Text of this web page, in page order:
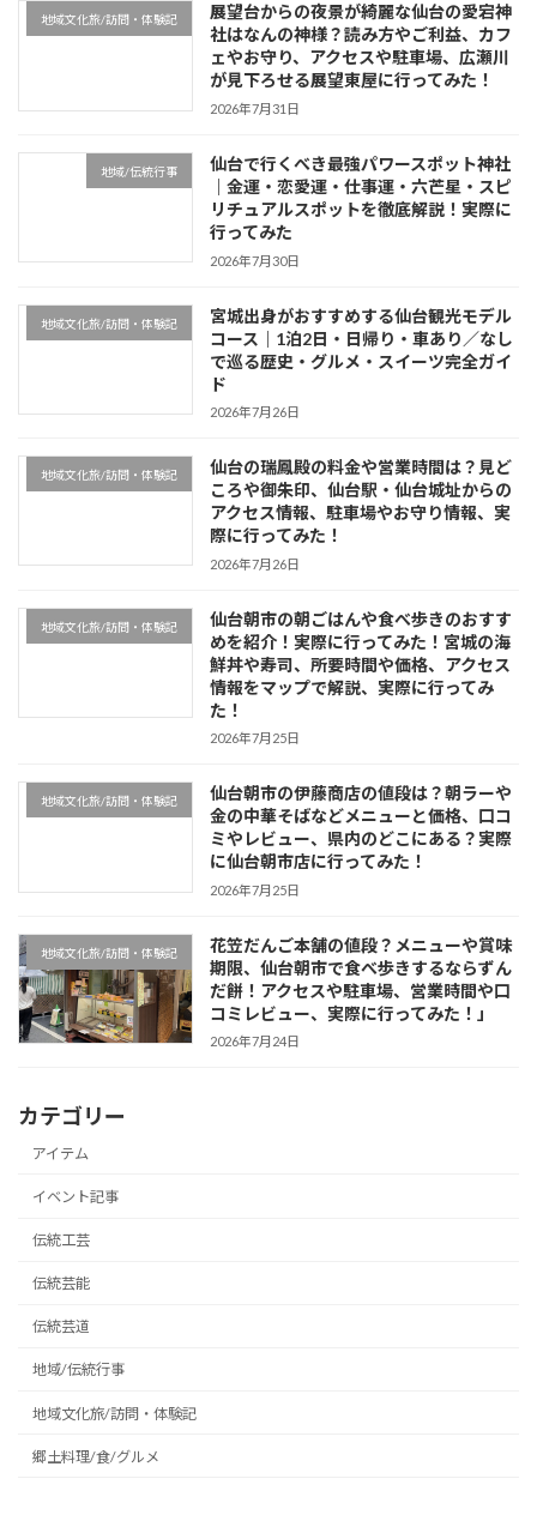
地域文化旅/訪問・体験記
展望台からの夜景が綺麗な仙台の愛宕神
社はなんの神様？読み方やご利益、カフ
ェやお守り、アクセスや駐車場、広瀬川
が見下ろせる展望東屋に行ってみた！
2026年7月31日
地域/伝統行事
仙台で行くべき最強パワースポット神社
｜金運・恋愛運・仕事運・六芒星・スピ
リチュアルスポットを徹底解説！実際に
行ってみた
2026年7月30日
地域文化旅/訪問・体験記
宮城出身がおすすめする仙台観光モデル
コース｜1泊2日・日帰り・車あり／なし
で巡る歴史・グルメ・スイーツ完全ガイ
ド
2026年7月26日
地域文化旅/訪問・体験記
仙台の瑞鳳殿の料金や営業時間は？見ど
ころや御朱印、仙台駅・仙台城址からの
アクセス情報、駐車場やお守り情報、実
際に行ってみた！
2026年7月26日
地域文化旅/訪問・体験記
仙台朝市の朝ごはんや食べ歩きのおすす
めを紹介！実際に行ってみた！宮城の海
鮮丼や寿司、所要時間や価格、アクセス
情報をマップで解説、実際に行ってみ
た！
2026年7月25日
地域文化旅/訪問・体験記
仙台朝市の伊藤商店の値段は？朝ラーや
金の中華そばなどメニューと価格、口コ
ミやレビュー、県内のどこにある？実際
に仙台朝市店に行ってみた！
2026年7月25日
地域文化旅/訪問・体験記
花笠だんご本舗の値段？メニューや賞味
期限、仙台朝市で食べ歩きするならずん
だ餅！アクセスや駐車場、営業時間や口
コミレビュー、実際に行ってみた！」
2026年7月24日
カテゴリー
アイテム
イベント記事
伝統工芸
伝統芸能
伝統芸道
地域/伝統行事
地域文化旅/訪問・体験記
郷土料理/食/グルメ